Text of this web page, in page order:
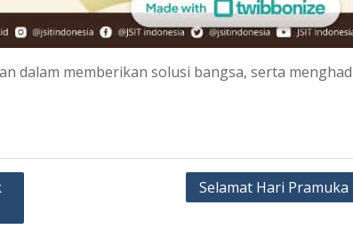
dalam memberikan solusi bangsa, serta
Selamat Hari Pramuka